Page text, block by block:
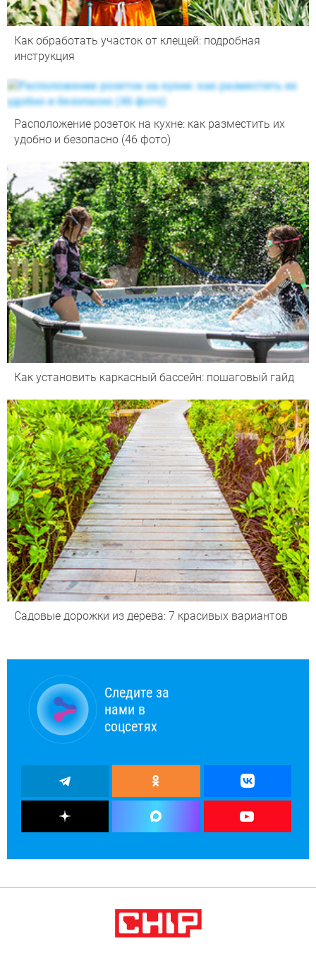
Как обработать участок от клещей: подробная
инструкция
Расположение розеток на кухне: как разместить их
удобно и безопасно (46 фото)
Как установить каркасный бассейн: пошаговый гайд
Садовые дорожки из дерева: 7 красивых вариантов
Следите за
нами в
соцсетях